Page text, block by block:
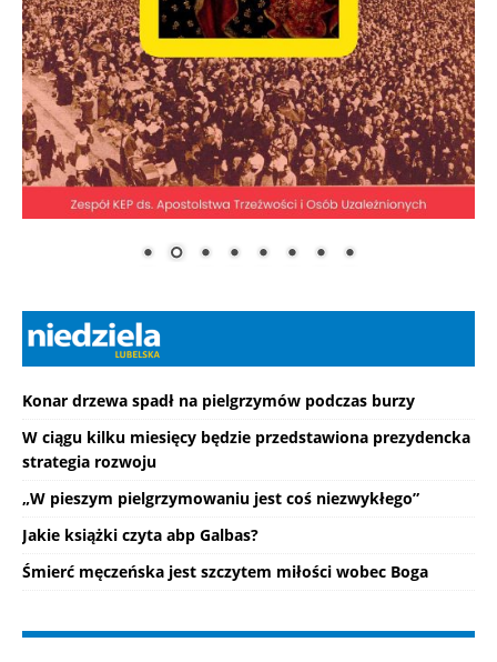
Konar drzewa spadł na pielgrzymów podczas burzy
W ciągu kilku miesięcy będzie przedstawiona prezydencka
strategia rozwoju
„W pieszym pielgrzymowaniu jest coś niezwykłego”
Jakie książki czyta abp Galbas?
Śmierć męczeńska jest szczytem miłości wobec Boga